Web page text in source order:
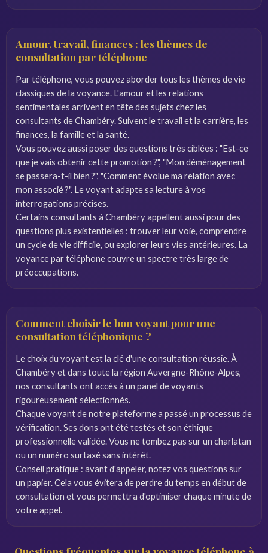
Amour, travail, finances : les thèmes de
consultation par téléphone
Par téléphone, vous pouvez aborder tous les thèmes de vie
classiques de la voyance. L'amour et les relations
sentimentales arrivent en tête des sujets chez les
consultants de Chambéry. Suivent le travail et la carrière, les
finances, la famille et la santé.
Vous pouvez aussi poser des questions très ciblées : "Est-ce
que je vais obtenir cette promotion ?", "Mon déménagement
se passera-t-il bien ?", "Comment évolue ma relation avec
mon associé ?". Le voyant adapte sa lecture à vos
interrogations précises.
Certains consultants à Chambéry appellent aussi pour des
questions plus existentielles : trouver leur voie, comprendre
un cycle de vie difficile, ou explorer leurs vies antérieures. La
voyance par téléphone couvre un spectre très large de
préoccupations.
Comment choisir le bon voyant pour une
consultation téléphonique ?
Le choix du voyant est la clé d'une consultation réussie. À
Chambéry et dans toute la région Auvergne-Rhône-Alpes,
nos consultants ont accès à un panel de voyants
rigoureusement sélectionnés.
Chaque voyant de notre plateforme a passé un processus de
vérification. Ses dons ont été testés et son éthique
professionnelle validée. Vous ne tombez pas sur un charlatan
ou un numéro surtaxé sans intérêt.
Conseil pratique : avant d'appeler, notez vos questions sur
un papier. Cela vous évitera de perdre du temps en début de
consultation et vous permettra d'optimiser chaque minute de
votre appel.